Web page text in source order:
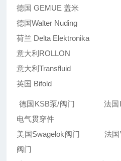
德国 GEMUE 盖米
德国Walter Nuding
荷兰 Delta Elektronika
意大利ROLLON
意大利Transfluid
英国 Bifold
德国KSB泵/阀门 法国IST
电气贯穿件
美国Swagelok阀门 法国
阀门